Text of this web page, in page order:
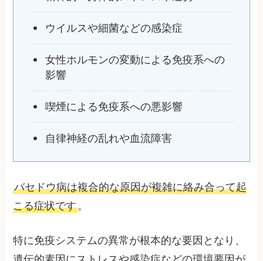
ウイルスや細菌などの感染症
女性ホルモンの変動による免疫系への
影響
喫煙による免疫系への悪影響
自律神経の乱れや血流障害
バセドウ病は複合的な原因が複雑に絡み合って起
こる症状です。
特に免疫システムの異常が根本的な要因となり、